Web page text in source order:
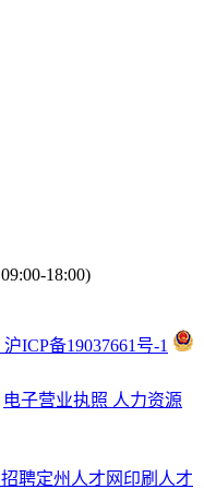
18:00)
ICP备19037661号-1
电子营业执照 人力资源
聘定州人才网 印刷人才